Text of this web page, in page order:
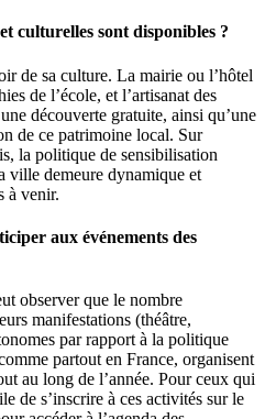
culturelles sont disponibles ?
de sa culture. La mairie ou l’hôtel
de l’école, et l’artisanat des
découverte gratuite, ainsi qu’une
de ce patrimoine local. Sur
la politique de sensibilisation
ville demeure dynamique et
à venir.
aux événements des
observer que le nombre
manifestations (théâtre,
par rapport à la politique
partout en France, organisent
au long de l’année. Pour ceux qui
de s’inscrire à ces activités sur le